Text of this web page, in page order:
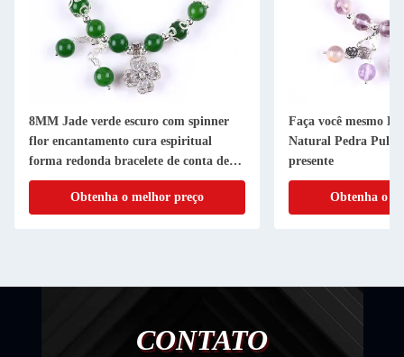
8MM Jade verde escuro com spinner
flor encantamento cura espiritual
forma redonda bracelete de conta de
estiramento
Obtenha o melhor preço
Faça você mesmo
Natural Pedra
presente
Obtenha o
CONTATO